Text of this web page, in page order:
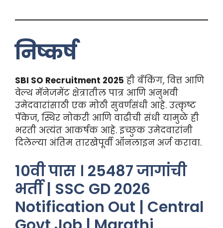
निष्कर्ष
SBI SO Recruitment 2025 ही बँकिंग, वित्त आणि
वेल्थ मॅनेजमेंट क्षेत्रातील पात्र आणि अनुभवी
उमेदवारांसाठी एक मोठी सुवर्णसंधी आहे. उत्कृष्ट
पॅकेज, स्थिर नोकरी आणि वाढीची संधी यामुळे ही
भरती अत्यंत आकर्षक आहे. इच्छुक उमेदवारांनी
दिलेल्या अंतिम तारखेपूर्वी ऑनलाइन अर्ज करावा.
10वी पास । 25487 जागांची
भर्ती | SSC GD 2026
Notification Out | Central